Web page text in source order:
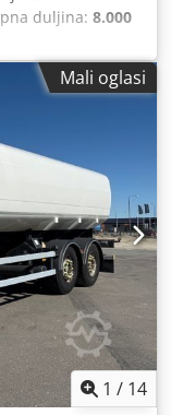
duljina: 8.000
drugo, Godina
Mali oglasi
1 / 14